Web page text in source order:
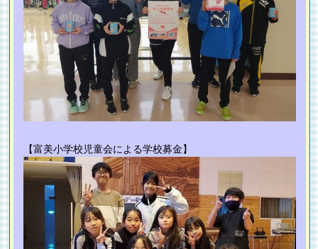
【富美小学校児童会による学校募金】